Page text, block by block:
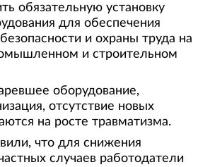
обязательную установку
для обеспечения
и охраны труда на
и строительном
оборудование,
отсутствие новых
на росте травматизма.
что для снижения
случаев работодатели